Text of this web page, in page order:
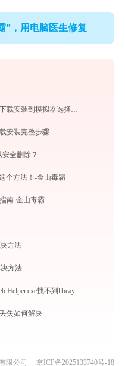
”，用电脑医生修复
球球大作战电脑版完全攻略：从下载安装到模拟器选择，大屏冲分指南
安装完整步骤
安全删除？
个方法！-金山毒霸
南-金山毒霸
方法
方法
英伟达在线帮助 打开NVIDIA Web Helper.exe找不到libeay32.dll怎么办
失如何解决
限公司 京ICP备2025133740号-18